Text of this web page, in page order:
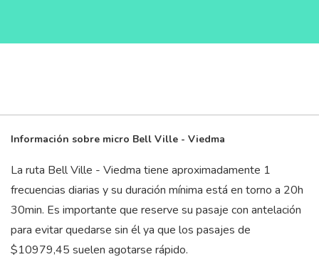
Información sobre micro Bell Ville - Viedma
La ruta Bell Ville - Viedma tiene aproximadamente 1
frecuencias diarias y su duración mínima está en torno a 20h
30min. Es importante que reserve su pasaje con antelación
para evitar quedarse sin él ya que los pasajes de
$10979,45 suelen agotarse rápido.